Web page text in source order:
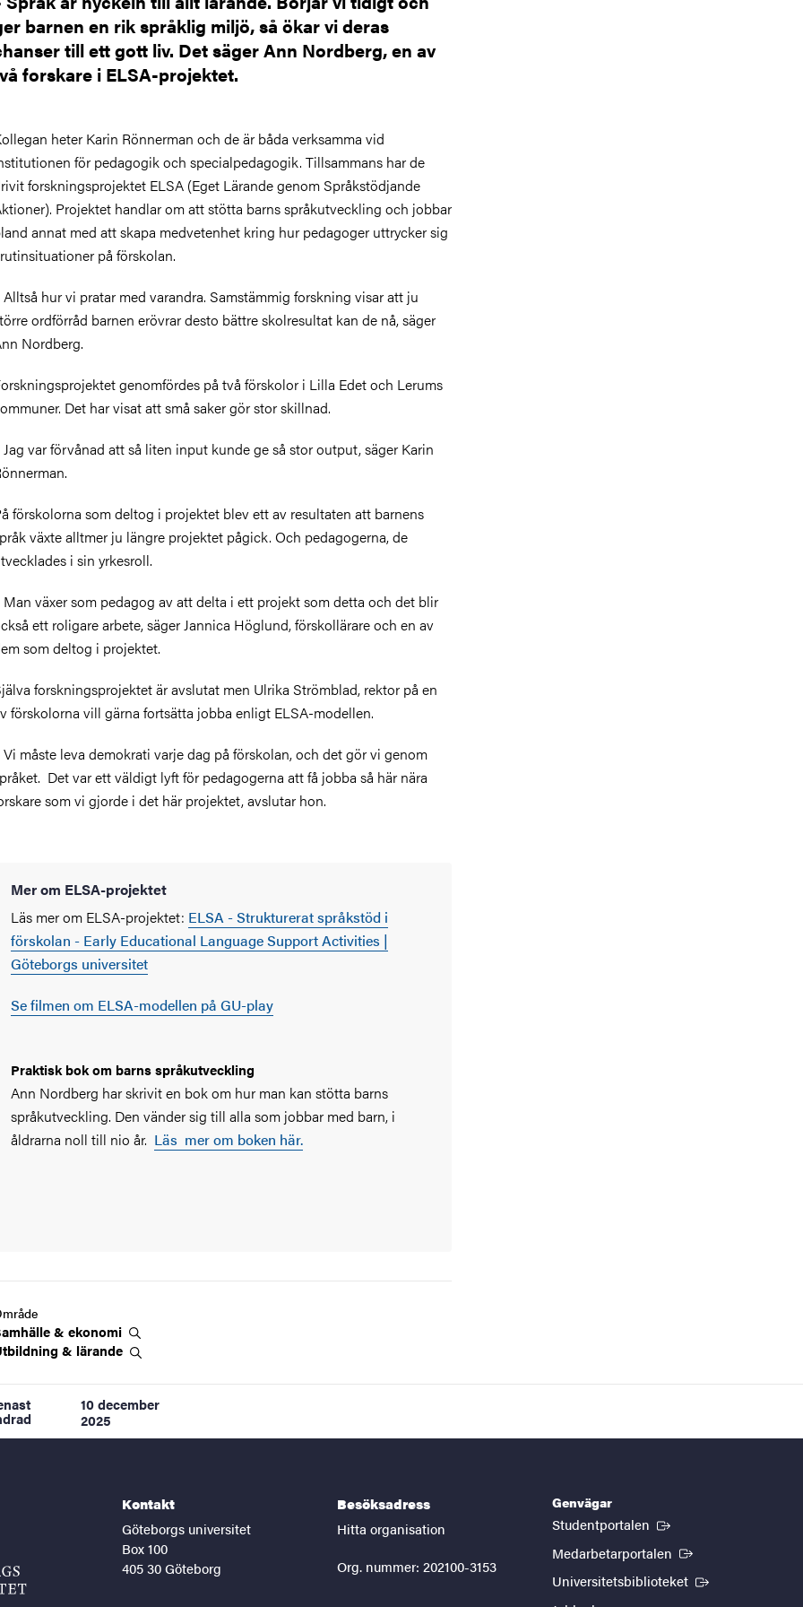
barnen en rik språklig miljö, så ökar vi deras
till ett gott liv. Det säger Ann Nordberg, en av
forskare i ELSA-projektet.
heter Karin Rönnerman och de är båda verksamma vid
för pedagogik och specialpedagogik. Tillsammans har de
forskningsprojektet ELSA (Eget Lärande genom Språkstödjande
Projektet handlar om att stötta barns språkutveckling och jobbar
annat med att skapa medvetenhet kring hur pedagoger uttrycker sig
på förskolan.
Alltså hur vi pratar med varandra. Samstämmig forskning visar att ju
ordförråd barnen erövrar desto bättre skolresultat kan de nå, säger
Nordberg.
genomfördes på två förskolor i Lilla Edet och Lerums
Det har visat att små saker gör stor skillnad.
Jag var förvånad att så liten input kunde ge så stor output, säger Karin
förskolorna som deltog i projektet blev ett av resultaten att barnens
växte alltmer ju längre projektet pågick. Och pedagogerna, de
i sin yrkesroll.
Man växer som pedagog av att delta i ett projekt som detta och det blir
ett roligare arbete, säger Jannica Höglund, förskollärare och en av
som deltog i projektet.
forskningsprojektet är avslutat men Ulrika Strömblad, rektor på en
förskolorna vill gärna fortsätta jobba enligt ELSA-modellen.
Vi måste leva demokrati varje dag på förskolan, och det gör vi genom
Det var ett väldigt lyft för pedagogerna att få jobba så här nära
som vi gjorde i det här projektet, avslutar hon.
Mer om ELSA-projektet
Läs mer om ELSA-projektet: ELSA - Strukturerat språkstöd i
förskolan - Early Educational Language Support Activities |
Göteborgs universitet
Se filmen om ELSA-modellen på GU-play
Praktisk bok om barns språkutveckling
Ann Nordberg har skrivit en bok om hur man kan stötta barns
språkutveckling. Den vänder sig till alla som jobbar med barn, i
åldrarna noll till nio år. Läs mer om boken här.
& ekonomi
& lärande
10 december
2025
Kontakt
Göteborgs universitet
Box 100
405 30 Göteborg
Besöksadress
Hitta organisation
Org. nummer: 202100-3153
Genvägar
Studentportalen (Extern länk)
Medarbetarportalen (Extern länk)
Universitetsbiblioteket (Extern länk)